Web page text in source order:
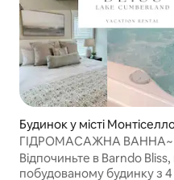
Будинок у місті
ГІДРОМАСАЖНА ВАННА~
Кімнати з ванною та
KING~ Вихід до озера
Відпочиньте в Barndo
побудованому будинку з 4